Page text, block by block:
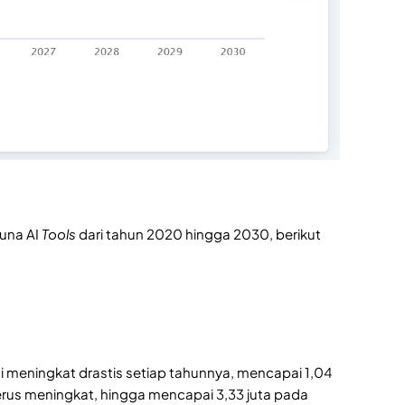
AI Tools dari tahun 2020 hingga 2030, berikut
meningkat drastis setiap tahunnya, mencapai 1,04
meningkat, hingga mencapai 3,33 juta pada